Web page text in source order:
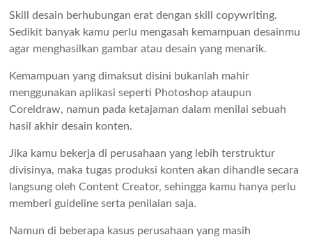
Skill desain berhubungan erat dengan skill copywriting.
Sedikit banyak kamu perlu mengasah kemampuan desainmu
agar menghasilkan gambar atau desain yang menarik.
Kemampuan yang dimaksut disini bukanlah mahir
menggunakan aplikasi seperti Photoshop ataupun
Coreldraw, namun pada ketajaman dalam menilai sebuah
hasil akhir desain konten.
Jika kamu bekerja di perusahaan yang lebih terstruktur
divisinya, maka tugas produksi konten akan dihandle secara
langsung oleh Content Creator, sehingga kamu hanya perlu
memberi guideline serta penilaian saja.
Namun di beberapa kasus perusahaan yang masih